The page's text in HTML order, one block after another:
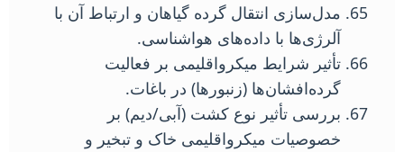
مدل‌سازی انتقال گرده گیاهان و ارتباط آن با
آلرژی‌ها با داده‌های هواشناسی.
تأثیر شرایط میکرواقلیمی بر فعالیت
گرده‌افشان‌ها (زنبورها) در باغات.
بررسی تأثیر نوع کشت (آبی/دیم) بر
خصوصیات میکرواقلیمی خاک و تبخیر و